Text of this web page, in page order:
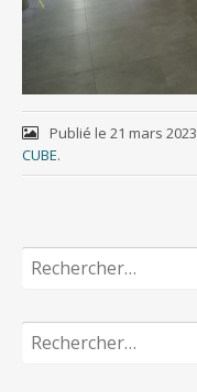
Publié le 21 mars 2023
CUBE.
Rechercher :
Rechercher :